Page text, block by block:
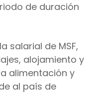
de duración
salarial de MSF,
alojamiento y
alimentación y
al país de